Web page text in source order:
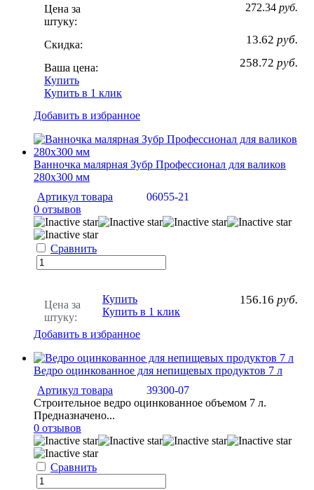
Цена за
штуку:
272.34 руб.
Скидка: 13.62 руб.
Ваша цена: 258.72 руб.
Купить
Купить в 1 клик
Добавить в избранное
Ванночка малярная Зубр Профессионал для валиков
280х300 мм
Артикул товара
06055-21
0 отзывов
Сравнить
Цена за
штуку:
156.16 руб.
Купить
Купить в 1 клик
Добавить в избранное
Ведро оцинкованное для непищевых продуктов 7 л
Артикул товара
39300-07
Строительное ведро оцинкованное объемом 7 л.
Предназначено...
0 отзывов
Сравнить